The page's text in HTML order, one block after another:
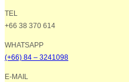
TEL
+66 38 370 614
WHATSAPP
(+66) 84 – 3241098
E-MAIL